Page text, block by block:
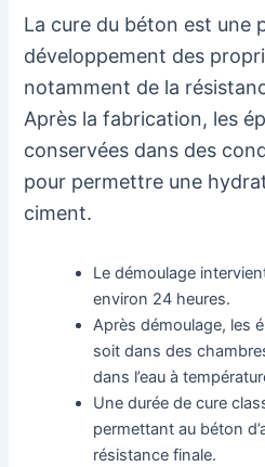
La cure du béton est une
développement des
notamment de la
Après la fabrication, les
conservées dans des
pour permettre une
ciment.
Le démoulage
environ 24 heures.
Après démoulage, les
soit dans des
dans l’eau à
Une durée de cure
permettant au béton
résistance finale.